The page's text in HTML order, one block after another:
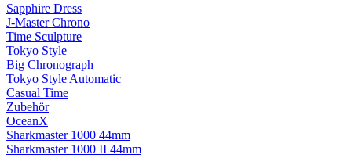
Sapphire Dress
J-Master Chrono
Time Sculpture
Tokyo Style
Big Chronograph
Tokyo Style Automatic
Casual Time
Zubehör
OceanX
Sharkmaster 1000 44mm
Sharkmaster 1000 II 44mm